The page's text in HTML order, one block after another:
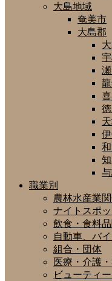
大島地域
奄美市
大島郡
職業別
農林水産業
ナイトスポッ
飲食・食料
自動車、バ
組合・団体
医療・介護
ビューティ